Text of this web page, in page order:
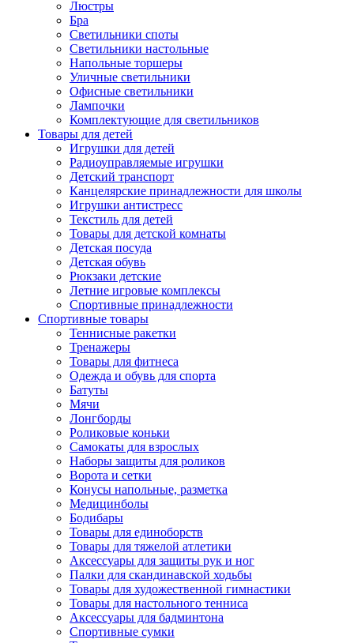
Люстры
Бра
Светильники споты
Светильники настольные
Напольные торшеры
Уличные светильники
Офисные светильники
Лампочки
Комплектующие для светильников
Товары для детей
Игрушки для детей
Радиоуправляемые игрушки
Детский транспорт
Канцелярские принадлежности для школы
Игрушки антистресс
Текстиль для детей
Товары для детской комнаты
Детская посуда
Детская обувь
Рюкзаки детские
Летние игровые комплексы
Спортивные принадлежности
Спортивные товары
Теннисные ракетки
Тренажеры
Товары для фитнеса
Одежда и обувь для спорта
Батуты
Мячи
Лонгборды
Роликовые коньки
Самокаты для взрослых
Наборы защиты для роликов
Ворота и сетки
Конусы напольные, разметка
Медицинболы
Бодибары
Товары для единоборств
Товары для тяжелой атлетики
Аксессуары для защиты рук и ног
Палки для скандинавской ходьбы
Товары для художественной гимнастики
Товары для настольного тенниса
Аксессуары для бадминтона
Спортивные сумки